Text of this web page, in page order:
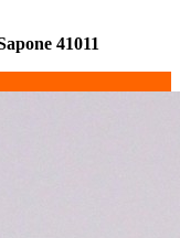
41011